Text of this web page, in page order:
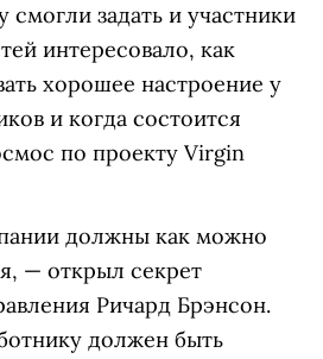
задать и участники
интересовало, как
хорошее настроение у
и когда состоится
по проекту Virgin
должны как можно
— открыл секрет
Ричард Брэнсон.
должен быть